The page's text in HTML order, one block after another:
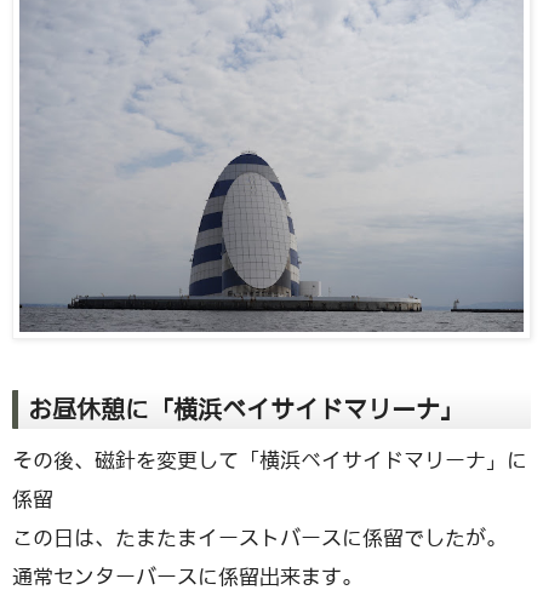
お昼休憩に「横浜ベイサイドマリーナ」
その後、磁針を変更して「横浜ベイサイドマリーナ」に
係留
この日は、たまたまイーストバースに係留でしたが。
通常センターバースに係留出来ます。